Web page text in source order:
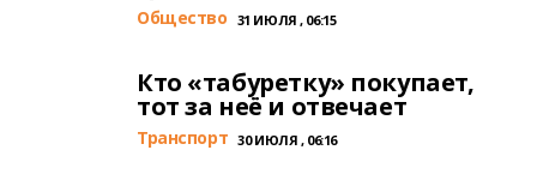
Общество 31 ИЮЛЯ , 06:15
Кто «табуретку» покупает,
тот за неё и отвечает
Транспорт 30 ИЮЛЯ , 06:16